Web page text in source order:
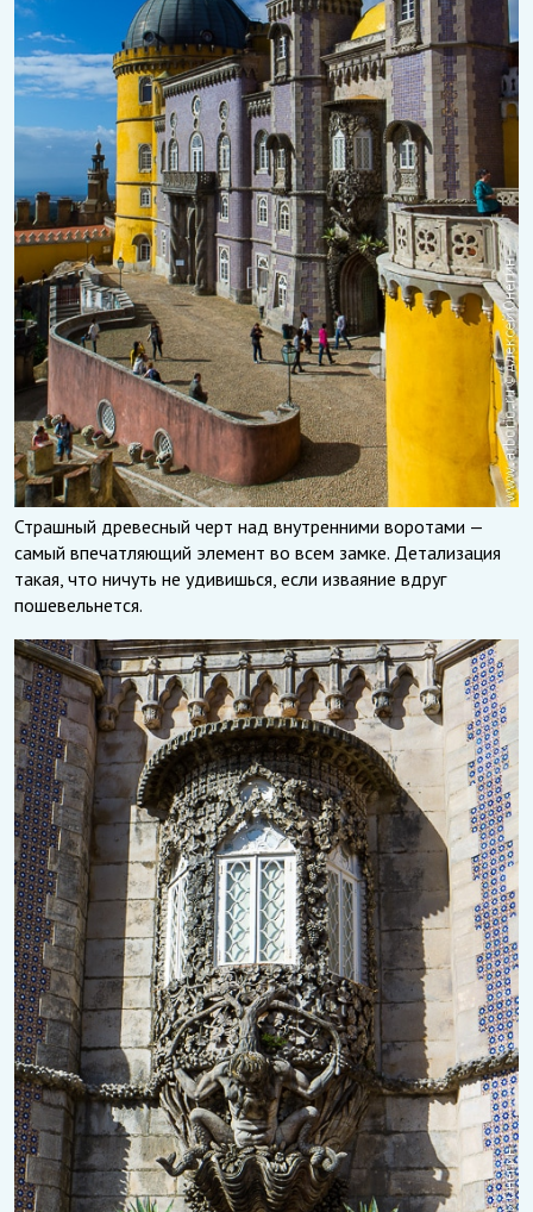
Страшный древесный черт над внутренними воротами —
самый впечатляющий элемент во всем замке. Детализация
такая, что ничуть не удивишься, если изваяние вдруг
пошевельнется.